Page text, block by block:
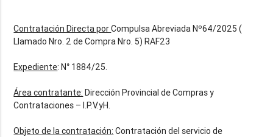
Contratación Directa porCompulsa Abreviada Nº64/2025 (
Llamado Nro. 2 de Compra Nro. 5) RAF23
Expediente: N° 1884/25.
Área contratante: Dirección Provincial de Compras y
Contrataciones – I.P.V.yH.
Objeto de la contratación: Contratación del servicio de